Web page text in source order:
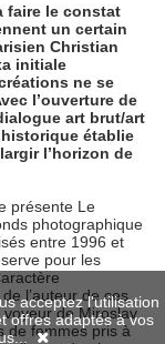
faire le constat
un certain
Christian
initiale
ne se
l’ouverture de
art brut/art
établie
l’horizon de
présente Le
photographique
entre 1996 et
pour les
l’auteur de ces
voyeur de Miroslav
de femmes pris à
acceptez l'utilisation
offres adaptés à vos